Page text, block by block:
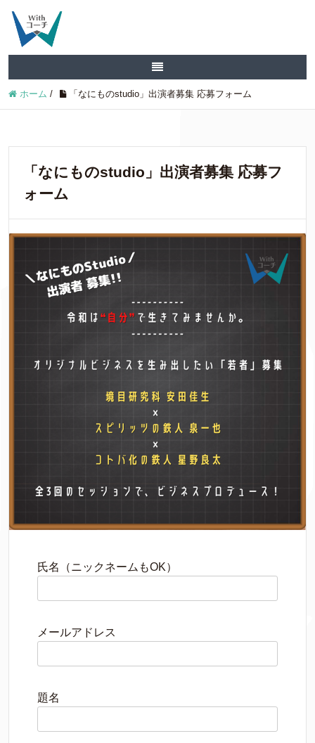
ホーム / 「なにものstudio」出演者募集 応募フォーム
「なにものstudio」出演者募集 応募フ
ォーム
氏名（ニックネームもOK）
メールアドレス
題名